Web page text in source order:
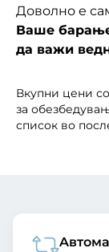
Доволно е
Ваше
да важи
Вкупни цени
за
список во